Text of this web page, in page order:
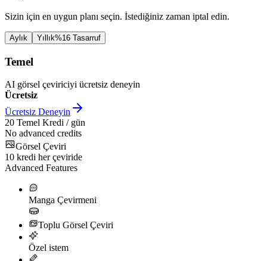
Sizin için en uygun planı seçin. İstediğiniz zaman iptal edin.
Aylık Yıllık%16 Tasarruf
Temel
AI görsel çeviriciyi ücretsiz deneyin
Ücretsiz
Ücretsiz Deneyin
20 Temel Kredi / gün
No advanced credits
Görsel Çeviri
10 kredi her çeviride
Advanced Features
Manga Çevirmeni
Toplu Görsel Çeviri
Özel istem